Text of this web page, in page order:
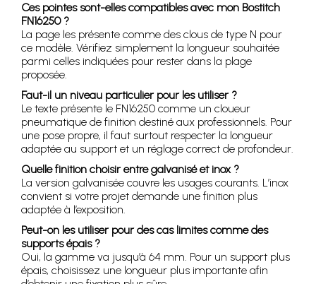
Ces pointes sont-elles compatibles avec mon Bostitch
FN16250 ?
La page les présente comme des clous de type N pour
ce modèle. Vérifiez simplement la longueur souhaitée
parmi celles indiquées pour rester dans la plage
proposée.
Faut-il un niveau particulier pour les utiliser ?
Le texte présente le FN16250 comme un cloueur
pneumatique de finition destiné aux professionnels. Pour
une pose propre, il faut surtout respecter la longueur
adaptée au support et un réglage correct de profondeur.
Quelle finition choisir entre galvanisé et inox ?
La version galvanisée couvre les usages courants. L’inox
convient si votre projet demande une finition plus
adaptée à l’exposition.
Peut-on les utiliser pour des cas limites comme des
supports épais ?
Oui, la gamme va jusqu’à 64 mm. Pour un support plus
épais, choisissez une longueur plus importante afin